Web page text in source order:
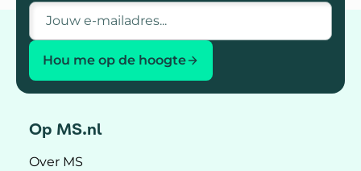
E-mailadres
Hou me op de hoogte
Op MS.nl
Over MS